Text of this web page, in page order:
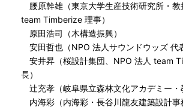
腰原幹雄（東京大学生産技術研究所・教
team Timberize 理事）
原田浩司（木構造振興）
安田哲也（NPO 法人サウンドウッズ 代
安井昇（桜設計集団、NPO 法人 team
長）
辻充孝（岐阜県立森林文化アカデミー・
内海彩（内海彩・長谷川龍友建築設計事